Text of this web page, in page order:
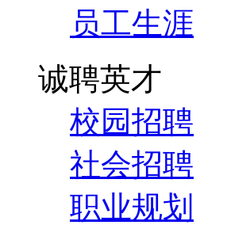
员工生涯
诚聘英才
校园招聘
社会招聘
职业规划